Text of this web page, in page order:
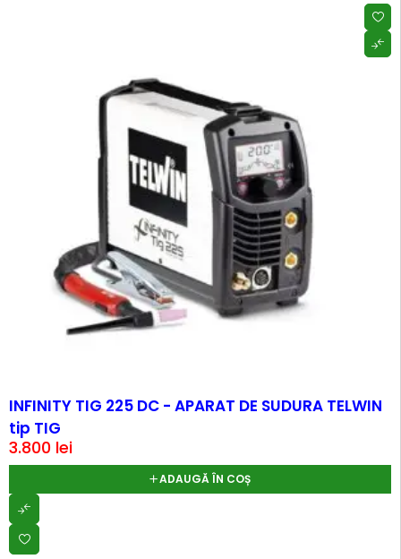
INFINITY TIG 225 DC - APARAT DE SUDURA TELWIN
tip TIG
3.800 lei
ADAUGĂ ÎN COȘ